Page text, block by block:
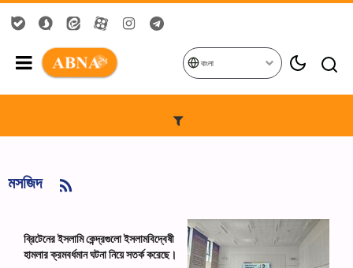
বাংলা
মসজিদ
ব্রিটেনের ইসলামি কেন্দ্রগুলো ইসলামবিদ্বেষী
হামলার ক্রমবর্ধমান ঘটনা নিয়ে সতর্ক করেছে।